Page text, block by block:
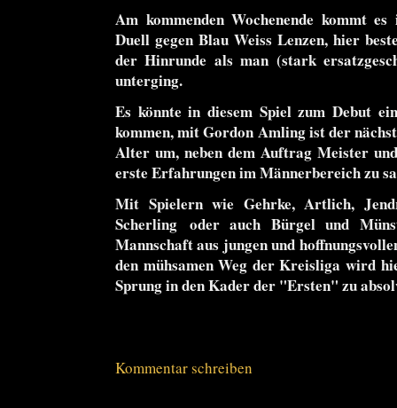
Am kommenden Wochenende kommt
Duell gegen Blau Weiss Lenzen, hier
der Hinrunde als man (stark
unterging.
Es könnte in diesem Spiel zum Debut
kommen, mit Gordon Amling ist der
Alter um, neben dem Auftrag Meister
erste Erfahrungen im Männerbereich zu
Mit Spielern wie Gehrke, Artlich,
Scherling oder auch Bürgel und
Mannschaft aus jungen und
den mühsamen Weg der Kreisliga wird
Sprung in den Kader der "Ersten" zu
Kommentar schreiben